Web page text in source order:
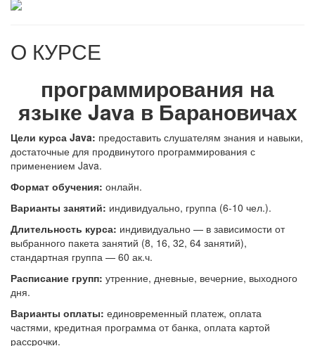
О КУРСЕ
программирования на
языке Java в Барановичах
Цели курса Java: предоставить слушателям знания и навыки,
достаточные для продвинутого программирования с
применением Java.
Формат обучения: онлайн.
Варианты занятий: индивидуально, группа (6-10 чел.).
Длительность курса: индивидуально — в зависимости от
выбранного пакета занятий (8, 16, 32, 64 занятий),
стандартная группа — 60 ак.ч.
Расписание групп: утренние, дневные, вечерние, выходного
дня.
Варианты оплаты: единовременный платеж, оплата
частями, кредитная программа от банка, оплата картой
рассрочки.